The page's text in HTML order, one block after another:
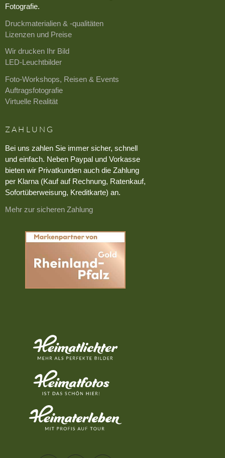
Fotografie.
Druckmaterialien & -qualitäten
Lizenzen und Preise
Wir drucken Ihr Bild
LED-Leuchtbilder
Foto-Workshops, Reisen & Events
Auftragsfotografie
Virtuelle Realität
ZAHLUNG
Bei uns zahlen Sie immer sicher, schnell
und einfach. Neben Paypal und Vorkasse
bieten wir Privatkunden auch die Zahlung
per Klarna (Kauf auf Rechnung, Ratenkauf,
Sofortüberweisung, Kreditkarte) an.
Mehr zur sicheren Zahlung